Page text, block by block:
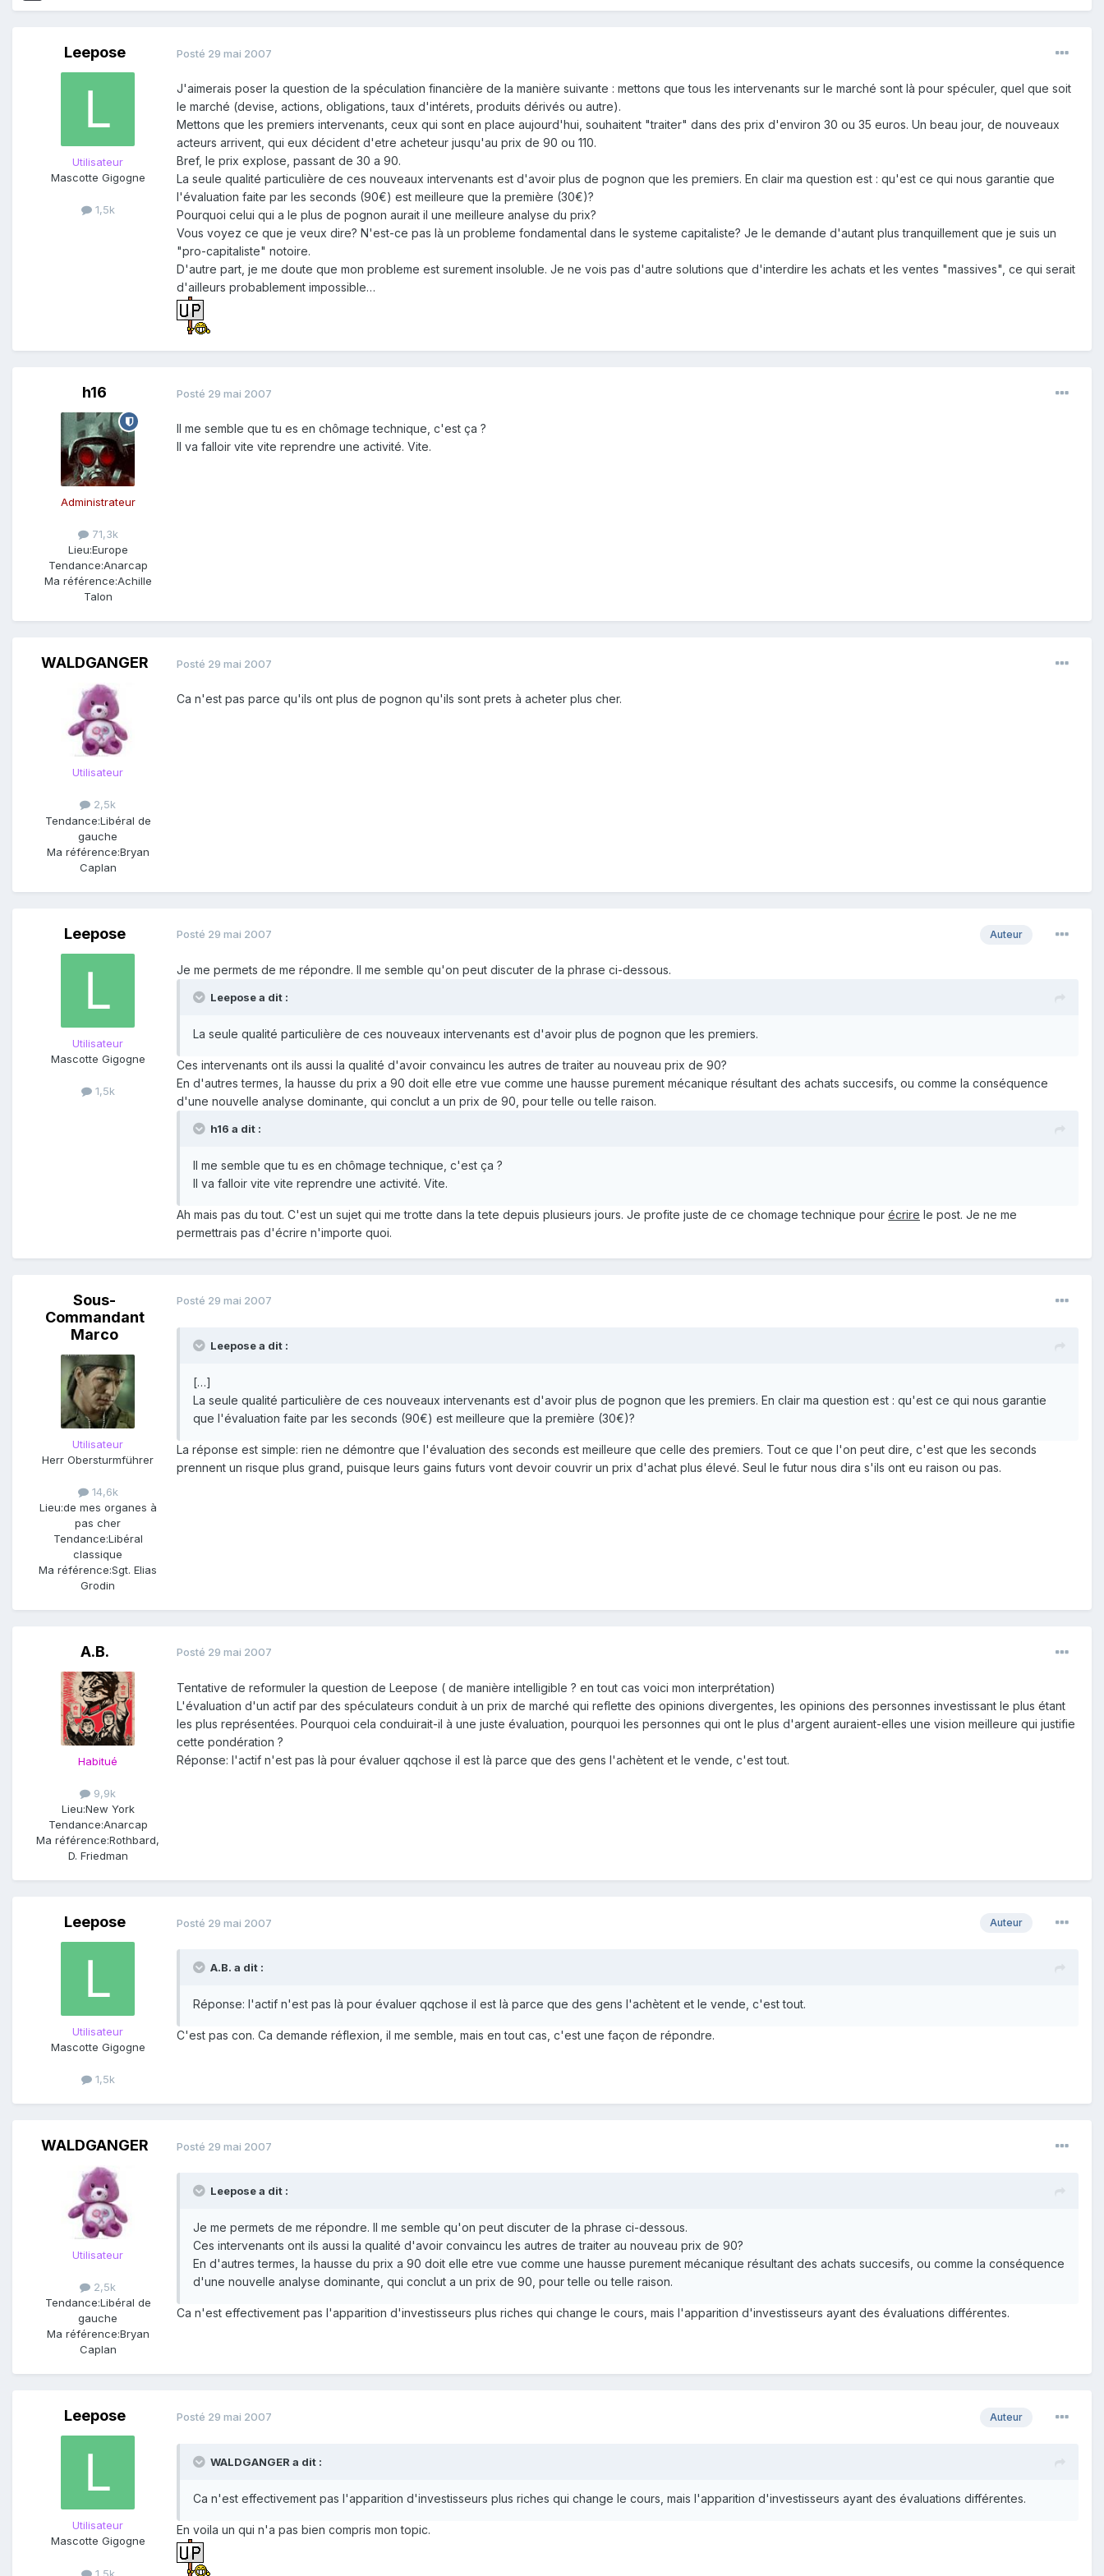
Leepose
Utilisateur
Mascotte Gigogne
1,5k
Posté 29 mai 2007
J'aimerais poser la question de la spéculation financière de la manière suivante : mettons que tous les intervenants sur le marché sont là pour spéculer, quel que soit
le marché (devise, actions, obligations, taux d'intérets, produits dérivés ou autre).
Mettons que les premiers intervenants, ceux qui sont en place aujourd'hui, souhaitent "traiter" dans des prix d'environ 30 ou 35 euros. Un beau jour, de nouveaux
acteurs arrivent, qui eux décident d'etre acheteur jusqu'au prix de 90 ou 110.
Bref, le prix explose, passant de 30 a 90.
La seule qualité particulière de ces nouveaux intervenants est d'avoir plus de pognon que les premiers. En clair ma question est : qu'est ce qui nous garantie que
l'évaluation faite par les seconds (90€) est meilleure que la première (30€)?
Pourquoi celui qui a le plus de pognon aurait il une meilleure analyse du prix?
Vous voyez ce que je veux dire? N'est-ce pas là un probleme fondamental dans le systeme capitaliste? Je le demande d'autant plus tranquillement que je suis un
"pro-capitaliste" notoire.
D'autre part, je me doute que mon probleme est surement insoluble. Je ne vois pas d'autre solutions que d'interdire les achats et les ventes "massives", ce qui serait
d'ailleurs probablement impossible…
h16
Administrateur
71,3k
Lieu:Europe
Tendance:Anarcap
Ma référence:Achille
Talon
Posté 29 mai 2007
Il me semble que tu es en chômage technique, c'est ça ?
Il va falloir vite vite reprendre une activité. Vite.
WALDGANGER
Utilisateur
2,5k
Tendance:Libéral de
gauche
Ma référence:Bryan
Caplan
Posté 29 mai 2007
Ca n'est pas parce qu'ils ont plus de pognon qu'ils sont prets à acheter plus cher.
Leepose
Utilisateur
Mascotte Gigogne
1,5k
Auteur
Posté 29 mai 2007
Je me permets de me répondre. Il me semble qu'on peut discuter de la phrase ci-dessous.
Leepose a dit :
La seule qualité particulière de ces nouveaux intervenants est d'avoir plus de pognon que les premiers.
Ces intervenants ont ils aussi la qualité d'avoir convaincu les autres de traiter au nouveau prix de 90?
En d'autres termes, la hausse du prix a 90 doit elle etre vue comme une hausse purement mécanique résultant des achats succesifs, ou comme la conséquence
d'une nouvelle analyse dominante, qui conclut a un prix de 90, pour telle ou telle raison.
h16 a dit :
Il me semble que tu es en chômage technique, c'est ça ?
Il va falloir vite vite reprendre une activité. Vite.
Ah mais pas du tout. C'est un sujet qui me trotte dans la tete depuis plusieurs jours. Je profite juste de ce chomage technique pour écrire le post. Je ne me
permettrais pas d'écrire n'importe quoi.
Sous-
Commandant
Marco
Utilisateur
Herr Obersturmführer
14,6k
Lieu:de mes organes à
pas cher
Tendance:Libéral
classique
Ma référence:Sgt. Elias
Grodin
Posté 29 mai 2007
Leepose a dit :
[…]
La seule qualité particulière de ces nouveaux intervenants est d'avoir plus de pognon que les premiers. En clair ma question est : qu'est ce qui nous garantie
que l'évaluation faite par les seconds (90€) est meilleure que la première (30€)?
La réponse est simple: rien ne démontre que l'évaluation des seconds est meilleure que celle des premiers. Tout ce que l'on peut dire, c'est que les seconds
prennent un risque plus grand, puisque leurs gains futurs vont devoir couvrir un prix d'achat plus élevé. Seul le futur nous dira s'ils ont eu raison ou pas.
A.B.
Habitué
9,9k
Lieu:New York
Tendance:Anarcap
Ma référence:Rothbard,
D. Friedman
Posté 29 mai 2007
Tentative de reformuler la question de Leepose ( de manière intelligible ? en tout cas voici mon interprétation)
L'évaluation d'un actif par des spéculateurs conduit à un prix de marché qui reflette des opinions divergentes, les opinions des personnes investissant le plus étant
les plus représentées. Pourquoi cela conduirait-il à une juste évaluation, pourquoi les personnes qui ont le plus d'argent auraient-elles une vision meilleure qui justifie
cette pondération ?
Réponse: l'actif n'est pas là pour évaluer qqchose il est là parce que des gens l'achètent et le vende, c'est tout.
Leepose
Utilisateur
Mascotte Gigogne
1,5k
Auteur
Posté 29 mai 2007
A.B. a dit :
Réponse: l'actif n'est pas là pour évaluer qqchose il est là parce que des gens l'achètent et le vende, c'est tout.
C'est pas con. Ca demande réflexion, il me semble, mais en tout cas, c'est une façon de répondre.
WALDGANGER
Utilisateur
2,5k
Tendance:Libéral de
gauche
Ma référence:Bryan
Caplan
Posté 29 mai 2007
Leepose a dit :
Je me permets de me répondre. Il me semble qu'on peut discuter de la phrase ci-dessous.
Ces intervenants ont ils aussi la qualité d'avoir convaincu les autres de traiter au nouveau prix de 90?
En d'autres termes, la hausse du prix a 90 doit elle etre vue comme une hausse purement mécanique résultant des achats succesifs, ou comme la conséquence
d'une nouvelle analyse dominante, qui conclut a un prix de 90, pour telle ou telle raison.
Ca n'est effectivement pas l'apparition d'investisseurs plus riches qui change le cours, mais l'apparition d'investisseurs ayant des évaluations différentes.
Leepose
Utilisateur
Mascotte Gigogne
1,5k
Auteur
Posté 29 mai 2007
WALDGANGER a dit :
Ca n'est effectivement pas l'apparition d'investisseurs plus riches qui change le cours, mais l'apparition d'investisseurs ayant des évaluations différentes.
En voila un qui n'a pas bien compris mon topic.